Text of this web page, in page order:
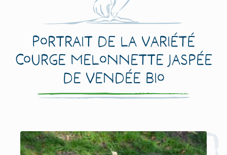
Portrait de la variété
Courge Melonnette Jaspée
de Vendée Bio